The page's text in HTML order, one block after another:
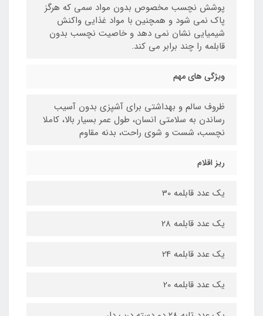
پوشش نچسب مخصوص بدون مواد سمی که هرگز
پاک نمی شود و همچنین با مواد غذایی واکنش
شیمیایی نشان نمی دهد و خاصیت نچسب بدون
قابلمه را چند برابر می کند.
ویژگی های مهم
ظروف سالم و بهداشتی برای آشپزی بدون آسیب
رساندن به سلامتی انسان، طول عمر بسیار بالا، کاملا
نچسب، شست و شوی راحت، بدنه مقاوم
ریز اقلام
یک عدد قابلمه 30
یک عدد قابلمه 28
یک عدد قابلمه 24
یک عدد قابلمه 20